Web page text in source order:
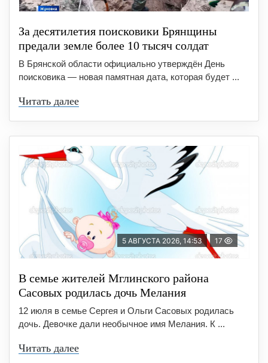
За десятилетия поисковики Брянщины
предали земле более 10 тысяч солдат
В Брянской области официально утверждён День
поисковика — новая памятная дата, которая будет ...
Читать далее
5 АВГУСТА 2026, 14:53 17
В семье жителей Мглинского района
Сасовых родилась дочь Мелания
12 июля в семье Сергея и Ольги Сасовых родилась
дочь. Девочке дали необычное имя Мелания. К ...
Читать далее